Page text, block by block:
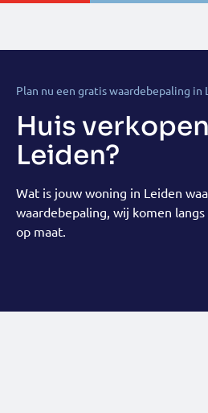
Plan nu een gratis waardebepaling in
Huis
Leiden?
Wat is jouw woning in Leiden
waardebepaling, wij komen
op maat.